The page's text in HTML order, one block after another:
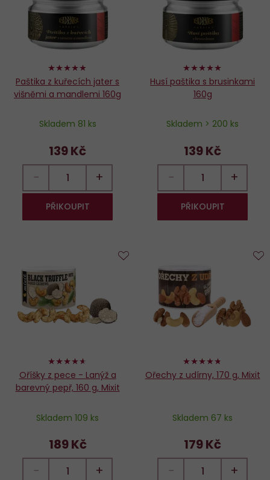
96%
Paštika z kuřecích jater s
višněmi a mandlemi 160g
Skladem 81 ks
139 Kč
− +
PŘIKOUPIT
98%
Husí paštika s brusinkami
160g
Skladem > 200 ks
139 Kč
− +
PŘIKOUPIT
92%
Oříšky z pece - Lanýž a
barevný pepř, 160 g, Mixit
Skladem 109 ks
189 Kč
− +
oblíbených
94%
Ořechy z udírny, 170 g, Mixit
Skladem 67 ks
179 Kč
− +